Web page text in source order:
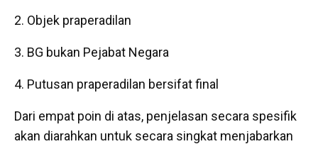
Objek praperadilan
BG bukan Pejabat Negara
Putusan praperadilan bersifat final
Dari empat poin di atas, penjelasan secara spesifik
akan diarahkan untuk secara singkat menjabarkan